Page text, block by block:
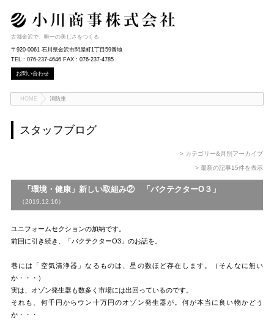
古都金沢で、唯一の美しさをつくる
〒920-0061 石川県金沢市問屋町1丁目59番地
TEL : 076-237-4646 FAX : 076-237-4785
お問い合わせ
HOME 消防車
スタッフブログ
> カテゴリー&月別アーカイブ
> 最新の記事15件を表示
「環境・健康」新しい取組み② 「バクテクターO３」
（2019.12.16）
ユニフォームセクションの加納です。
前回に引き続き、「バクテクターO3」のお話を。
巷には「空気清浄器」なるものは、星の数ほど存在します。（そんなに無い
か・・・）
実は、オゾン発生器も数多く市場には出回っているのです。
それも、何千円からウン十万円のオゾン発生器が。何が本当に良い物かどう
か・・・